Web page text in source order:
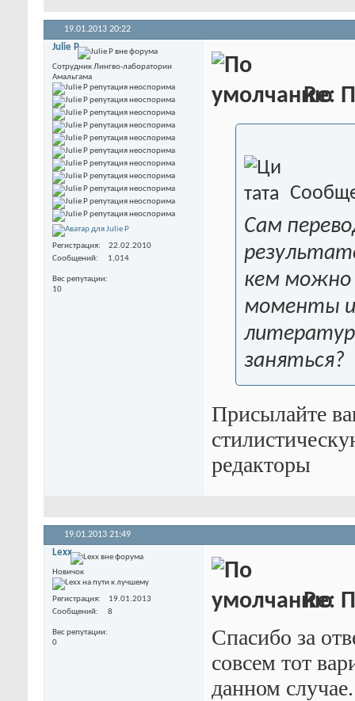
19.01.2013 20:22
Julie P
Сотрудник Лингво-лаборатории
Амальгама
Регистрация
22.02.2010
Сообщений
1,014
Вес репутации
10
Re:
Сам
кем можно
моменты и
заняться?
Присылайте
редакторы
19.01.2013 21:49
Lexx
Новичок
Регистрация
19.01.2013
Сообщений
8
Вес репутации
0
Re:
Спасибо за
совсем тот
данном